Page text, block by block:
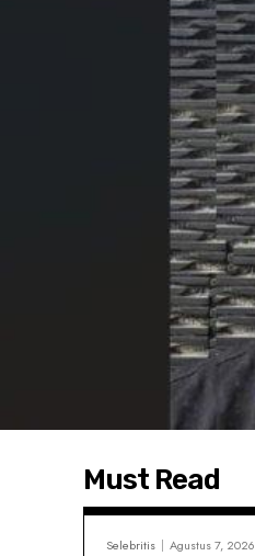
Must Read
Selebritis Agustus 7, 2026